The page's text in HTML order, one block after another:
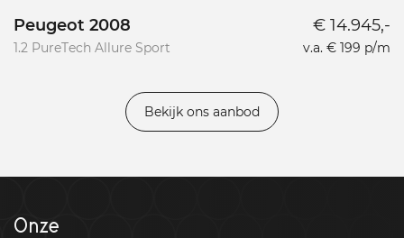
Peugeot 2008
1.2 PureTech Allure Sport
€ 14.945,-
v.a. € 199 p/m
Bekijk ons aanbod
Onze